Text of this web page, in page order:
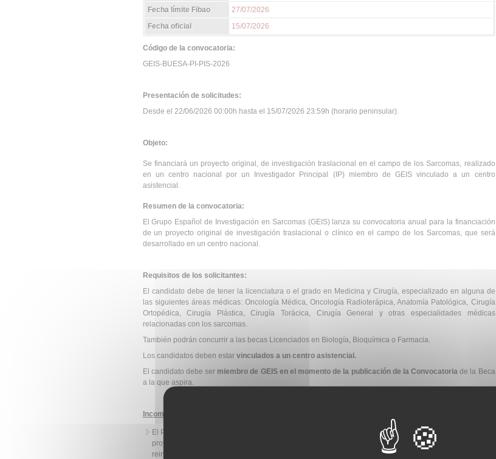
Fecha límite Fibao
27/07/2026
Fecha oficial
15/07/2026
Código de la convocatoria:
GEIS-BUESA-PI-PIS-2026
Presentación de solicitudes:
Desde el 22/06/2026 00:00h hasta el 15/07/2026 23:59h (horario peninsular).
Objeto:
Se financiará un proyecto original, de investigación traslacional en el campo de los Sarcomas, realizado
en un centro nacional por un Investigador Principal (IP) miembro de GEIS vinculado a un centro
asistencial.
Resumen de la convocatoria:
El Grupo Español de Investigación en Sarcomas (GEIS) lanza su convocatoria anual para la financiación
de un proyecto original de investigación traslacional o clínico en el campo de los Sarcomas, que será
desarrollado en un centro nacional.
Requisitos de los solicitantes:
El candidato debe de tener la licenciatura o el grado en Medicina y Cirugía, especializado en alguna de
las siguientes áreas médicas: Oncología Médica, Oncología Radioterápica, Anatomía Patológica, Cirugía
Ortopédica, Cirugía Plástica, Cirugía Torácica, Cirugía General y otras especialidades médicas
relacionadas con los sarcomas.
También podrán concurrir a las becas Licenciados en Biología, Bioquímica o Farmacia.
Los candidatos deben estar vinculados a un centro asistencial.
El candidato debe ser miembro de GEIS en el momento de la publicación de la Convocatoria de la Beca
a la que aspira.
Incompatibilidades
El Proyecto puede cofinanciarse por otras becas adicionales y/o proyectos de investigación. Al final del
proyecto, se ha de entregar balance económico (justificación de presupuesto) y el PI se compromete a
reintegrar a GEIS el presupuesto no utilizado.